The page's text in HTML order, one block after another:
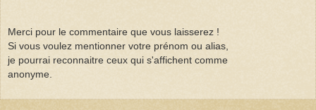
Merci pour le commentaire que vous laisserez !
Si vous voulez mentionner votre prénom ou alias,
je pourrai reconnaitre ceux qui s'affichent comme
anonyme.